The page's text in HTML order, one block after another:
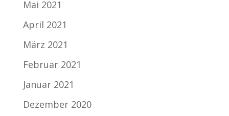
Mai 2021
April 2021
März 2021
Februar 2021
Januar 2021
Dezember 2020